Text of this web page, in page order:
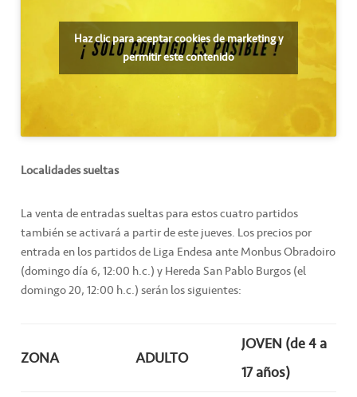
Haz clic para aceptar cookies de marketing y
permitir este contenido
Localidades sueltas
La venta de entradas sueltas para estos cuatro partidos
también se activará a partir de este jueves. Los precios por
entrada en los partidos de Liga Endesa ante Monbus Obradoiro
(domingo día 6, 12:00 h.c.) y Hereda San Pablo Burgos (el
domingo 20, 12:00 h.c.) serán los siguientes:
ZONA ADULTO
JOVEN (de 4 a
17 años)